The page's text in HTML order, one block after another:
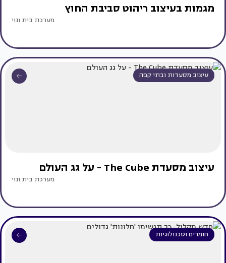
מגמות בעיצוב ריהוט סביבת החוץ
מערכת בית ונוי
עיצוב מסעדות ובתי קפה
עיצוב מסעדת The Cube - על גג העולם
מערכת בית ונוי
חומרים וטכנולוגיות